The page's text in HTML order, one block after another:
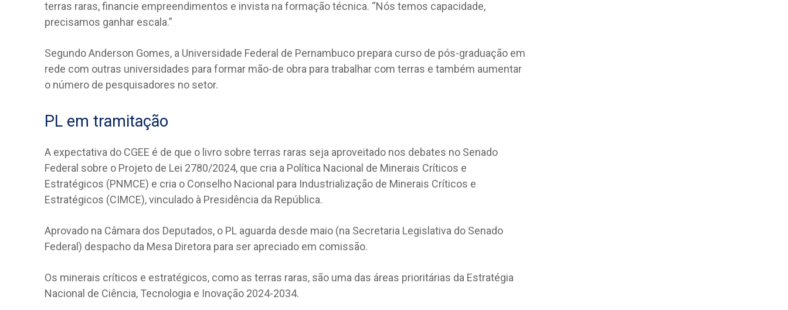
terras raras, financie empreendimentos e invista na formação técnica. “Nós temos capacidade,
precisamos ganhar escala.”
Segundo Anderson Gomes, a Universidade Federal de Pernambuco prepara curso de pós-graduação em
rede com outras universidades para formar mão-de obra para trabalhar com terras e também aumentar
o número de pesquisadores no setor.
PL em tramitação
A expectativa do CGEE é de que o livro sobre terras raras seja aproveitado nos debates no Senado
Federal sobre o Projeto de Lei 2780/2024, que cria a Política Nacional de Minerais Críticos e
Estratégicos (PNMCE) e cria o Conselho Nacional para Industrialização de Minerais Críticos e
Estratégicos (CIMCE), vinculado à Presidência da República.
Aprovado na Câmara dos Deputados, o PL aguarda desde maio (na Secretaria Legislativa do Senado
Federal) despacho da Mesa Diretora para ser apreciado em comissão.
Os minerais críticos e estratégicos, como as terras raras, são uma das áreas prioritárias da Estratégia
Nacional de Ciência, Tecnologia e Inovação 2024-2034.